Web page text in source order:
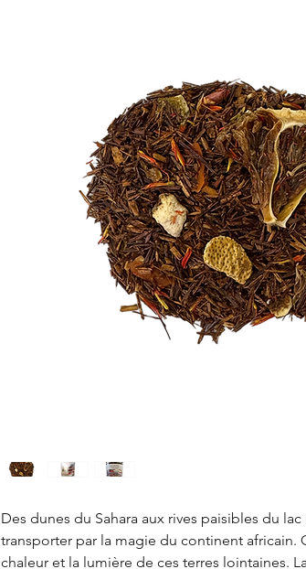
Des dunes du Sahara aux rives paisibles du lac
transporter par la magie du continent africain.
chaleur et la lumière de ces terres lointaines.